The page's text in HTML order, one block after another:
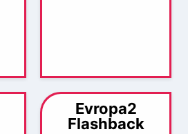
Evropa2
Flashback